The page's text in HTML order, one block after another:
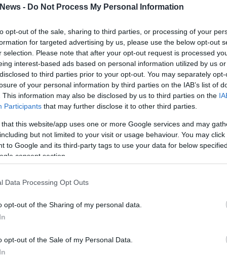
- Do Not Process My Personal Information
opt-out of the sale, sharing to third parties, or processing of your
for targeted advertising by us, please use the below opt-out
selection. Please note that after your opt-out request is processed
interest-based ads based on personal information utilized by us
to third parties prior to your opt-out. You may separately
of your personal information by third parties on the IAB’s list of
This information may also be disclosed by us to third parties on the
Participants that may further disclose it to other third parties.
that this website/app uses one or more Google services and may
but not limited to your visit or usage behaviour. You may
to Google and its third-party tags to use your data for below
consent section.
Data Processing Opt Outs
opt-out of the Sharing of my personal data.
opt-out of the Sale of my Personal Data.
κυριολεκτικά να κατακλύζεται από
χρειάζονται τις υγειονομικές υπηρεσίες
ώρα άλλοι ασθενείς αναμένουν στους
και συγγενείς ασθενών εκτελούν χρέη
οποία έχει περιέλθει ο “Ευαγγελισμός”, το
με τους 500.000 εξωτερικούς ασθενείς και
χθες σε συνέντευξη Τύπου ο πρόεδρος
Ηλίας Σιώρας, ο οποίος ανέφερε μεταξύ άλλων
οργανικές θέσεις προσωπικού όλων των
νοσοκομείου στελεχώνονται με αριθμό
από τα όρια ασφαλείας τα οποία έχει ορίσει
κάτω από τα διεθνή όρια ασφαλείας!
πως οι ασθενείς οι οποίοι προσέρχονται
και της εξόντωσης καθώς τόσο το ΕΣΥ όσο
Υγείας τελούν υπό “κατάρρευση”, τη στιγμή
συνάνθρωποί μας συνιστούν πλέον μία